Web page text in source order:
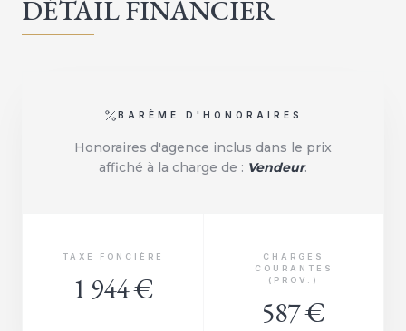
DÉTAIL FINANCIER
BARÈME D'HONORAIRES
Honoraires d'agence inclus dans le prix
affiché à la charge de : Vendeur.
TAXE FONCIÈRE
1 944 €
CHARGES
COURANTES
(PROV.)
587 €